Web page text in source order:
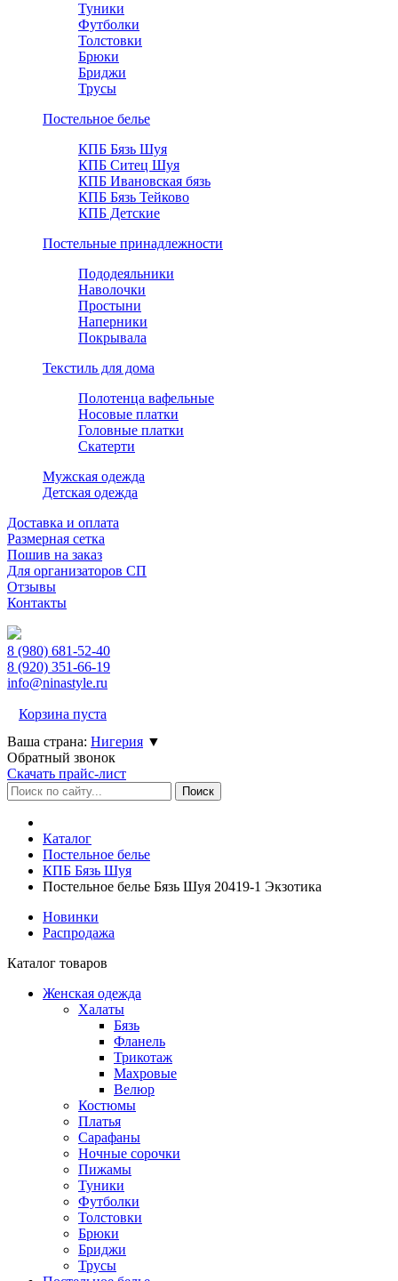
Туники
Футболки
Толстовки
Брюки
Бриджи
Трусы
Постельное белье
КПБ Бязь Шуя
КПБ Ситец Шуя
КПБ Ивановская бязь
КПБ Бязь Тейково
КПБ Детские
Постельные принадлежности
Пододеяльники
Наволочки
Простыни
Наперники
Покрывала
Текстиль для дома
Полотенца вафельные
Носовые платки
Головные платки
Скатерти
Мужская одежда
Детская одежда
Доставка и оплата
Размерная сетка
Пошив на заказ
Для организаторов СП
Отзывы
Контакты
8 (980) 681-52-40
8 (920) 351-66-19
info@ninastyle.ru
Корзина пуста
Ваша страна: Нигерия ▼
Обратный звонок
Скачать прайс-лист
Каталог
Постельное белье
КПБ Бязь Шуя
Постельное белье Бязь Шуя 20419-1 Экзотика
Новинки
Распродажа
Каталог товаров
Женская одежда
Халаты
Бязь
Фланель
Трикотаж
Махровые
Велюр
Костюмы
Платья
Сарафаны
Ночные сорочки
Пижамы
Туники
Футболки
Толстовки
Брюки
Бриджи
Трусы